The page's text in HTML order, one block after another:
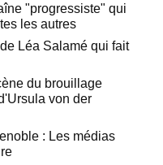
"progressiste" qui
les autres
Léa Salamé qui fait
du brouillage
von der
: Les médias